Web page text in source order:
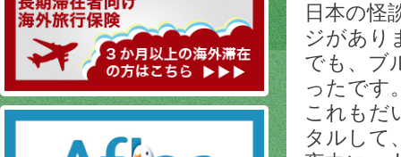
日本の怪
ジがあり
でも、ブ
ったです
これもだ
タルして